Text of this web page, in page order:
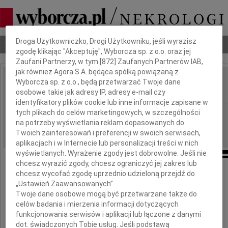
Nekrologi Odeszli Poradnik pogrzebowy
IMIĘ I NAZWISKO: Halina Mnich
REGION: Poznań
DATA EMISJI: 18.06.2016
Ci, których kochamy, nie umierają nigdy,
bo miłość to nieśmiertelność."
(Emily Dickinson)
Z ogromnym żalem zawiadamiamy,
Dbamy o Twoją prywatność
Droga Użytkowniczko, Drogi Użytkowniku, jeśli wyrazisz
zgodę klikając "Akceptuję", Wyborcza sp. z o.o. oraz jej
Zaufani Partnerzy, w tym [872] Zaufanych Partnerów IAB,
jak również Agora S.A. będąca spółką powiązaną z
Wyborcza sp. z o.o., będą przetwarzać Twoje dane
osobowe takie jak adresy IP, adresy e-mail czy
identyfikatory plików cookie lub inne informacje zapisane w
tych plikach do celów marketingowych, w szczególności
na potrzeby wyświetlania reklam dopasowanych do
Twoich zainteresowań i preferencji w swoich serwisach,
aplikacjach i w Internecie lub personalizacji treści w nich
wyświetlanych. Wyrażenie zgody jest dobrowolne. Jeśli nie
chcesz wyrazić zgody, chcesz ograniczyć jej zakres lub
chcesz wycofać zgodę uprzednio udzieloną przejdź do
„Ustawień Zaawansowanych”.
Twoje dane osobowe mogą być przetwarzane także do
celów badania i mierzenia informacji dotyczących
funkcjonowania serwisów i aplikacji lub łączone z danymi
dot. świadczonych Tobie usług. Jeśli podstawą